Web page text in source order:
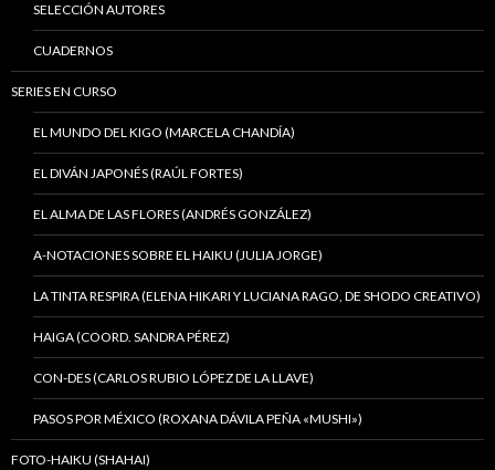
SELECCIÓN AUTORES
CUADERNOS
SERIES EN CURSO
EL MUNDO DEL KIGO (MARCELA CHANDÍA)
EL DIVÁN JAPONÉS (RAÚL FORTES)
EL ALMA DE LAS FLORES (ANDRÉS GONZÁLEZ)
A-NOTACIONES SOBRE EL HAIKU (JULIA JORGE)
LA TINTA RESPIRA (ELENA HIKARI Y LUCIANA RAGO, DE SHODO CREATIVO)
HAIGA (COORD. SANDRA PÉREZ)
CON-DES (CARLOS RUBIO LÓPEZ DE LA LLAVE)
PASOS POR MÉXICO (ROXANA DÁVILA PEÑA «MUSHI»)
FOTO-HAIKU (SHAHAI)